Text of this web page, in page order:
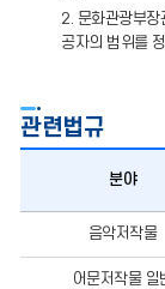
2. 문화관광부장
공자의 범위를
관련법규
분야
음악저작물
어문저작물 일